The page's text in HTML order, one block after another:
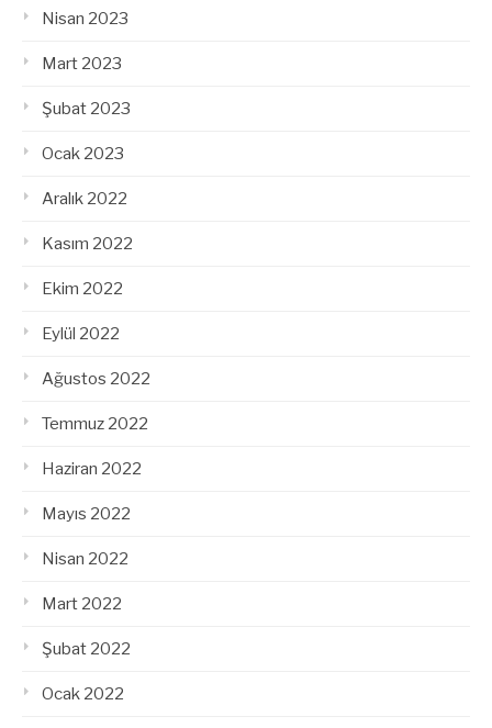
Nisan 2023
Mart 2023
Şubat 2023
Ocak 2023
Aralık 2022
Kasım 2022
Ekim 2022
Eylül 2022
Ağustos 2022
Temmuz 2022
Haziran 2022
Mayıs 2022
Nisan 2022
Mart 2022
Şubat 2022
Ocak 2022